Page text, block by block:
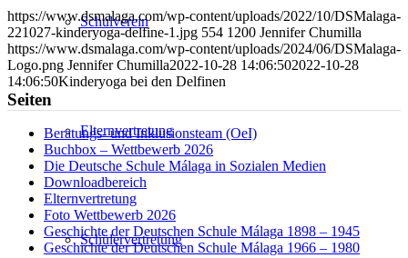
Schulverein
Elternvertretung
Schülervertretung
Mail
teilen
https://www.dsmalaga.com/wp-content/uploads/2022/10/DSMalaga-
221027-kinderyoga-delfine-1.jpg 554 1200 Jennifer Chumilla
https://www.dsmalaga.com/wp-content/uploads/2024/06/DSMalaga-
Logo.png Jennifer Chumilla2022-10-28 14:06:502022-10-28
14:06:50Kinderyoga bei den Delfinen
Seiten
Beratungs- und Inklusionsteam (OeI)
Buchbox – Wettbewerb 2026
Die Deutsche Schule Málaga in Sozialen Medien
Downloadbereich
Elternvertretung
Foto Wettbewerb 2026
Geschichte der Deutschen Schule Málaga 1898 – 1945
Geschichte der Deutschen Schule Málaga 1966 – 1980